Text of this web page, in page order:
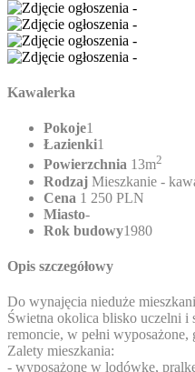
Kawalerka
Pokoje1
Łazienki1
Powierzchnia 13m2
Rodzaj Mieszkanie -
Cena 1 250 PLN
Miasto-
Rok budowy1980
Opis szczegółowy
Do wynajęcia nieduże
Świetna okolica blisko uczelni i
remoncie, w pełni wyposażone,
Zalety mieszkania:
- wyposażone w lodówkę,